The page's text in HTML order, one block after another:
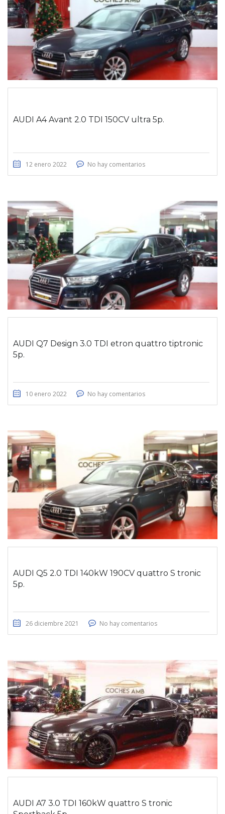
AUDI A4 Avant 2.0 TDI 150CV ultra 5p.
12 enero 2022 No hay comentarios
AUDI Q7 Design 3.0 TDI etron quattro tiptronic
5p.
10 enero 2022 No hay comentarios
AUDI Q5 2.0 TDI 140kW 190CV quattro S tronic
5p.
26 diciembre 2021 No hay comentarios
AUDI A7 3.0 TDI 160kW quattro S tronic